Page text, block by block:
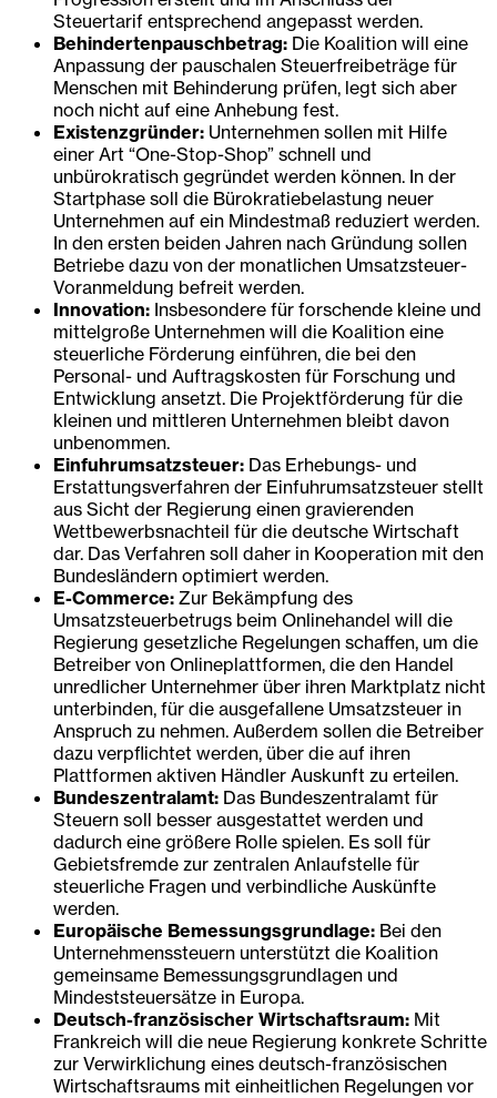
Steuertarif entsprechend angepasst werden.
Behindertenpauschbetrag: Die Koalition will eine
Anpassung der pauschalen Steuerfreibeträge für
Menschen mit Behinderung prüfen, legt sich aber
noch nicht auf eine Anhebung fest.
Existenzgründer: Unternehmen sollen mit Hilfe
einer Art “One-Stop-Shop” schnell und
unbürokratisch gegründet werden können. In der
Startphase soll die Bürokratiebelastung neuer
Unternehmen auf ein Mindestmaß reduziert werden.
In den ersten beiden Jahren nach Gründung sollen
Betriebe dazu von der monatlichen Umsatzsteuer-
Voranmeldung befreit werden.
Innovation: Insbesondere für forschende kleine und
mittelgroße Unternehmen will die Koalition eine
steuerliche Förderung einführen, die bei den
Personal- und Auftragskosten für Forschung und
Entwicklung ansetzt. Die Projektförderung für die
kleinen und mittleren Unternehmen bleibt davon
unbenommen.
Einfuhrumsatzsteuer: Das Erhebungs- und
Erstattungsverfahren der Einfuhrumsatzsteuer stellt
aus Sicht der Regierung einen gravierenden
Wettbewerbsnachteil für die deutsche Wirtschaft
dar. Das Verfahren soll daher in Kooperation mit den
Bundesländern optimiert werden.
E-Commerce: Zur Bekämpfung des
Umsatzsteuerbetrugs beim Onlinehandel will die
Regierung gesetzliche Regelungen schaffen, um die
Betreiber von Onlineplattformen, die den Handel
unredlicher Unternehmer über ihren Marktplatz nicht
unterbinden, für die ausgefallene Umsatzsteuer in
Anspruch zu nehmen. Außerdem sollen die Betreiber
dazu verpflichtet werden, über die auf ihren
Plattformen aktiven Händler Auskunft zu erteilen.
Bundeszentralamt: Das Bundeszentralamt für
Steuern soll besser ausgestattet werden und
dadurch eine größere Rolle spielen. Es soll für
Gebietsfremde zur zentralen Anlaufstelle für
steuerliche Fragen und verbindliche Auskünfte
werden.
Europäische Bemessungsgrundlage: Bei den
Unternehmenssteuern unterstützt die Koalition
gemeinsame Bemessungsgrundlagen und
Mindeststeuersätze in Europa.
Deutsch-französischer Wirtschaftsraum: Mit
Frankreich will die neue Regierung konkrete Schritte
zur Verwirklichung eines deutsch-französischen
Wirtschaftsraums mit einheitlichen Regelungen vor